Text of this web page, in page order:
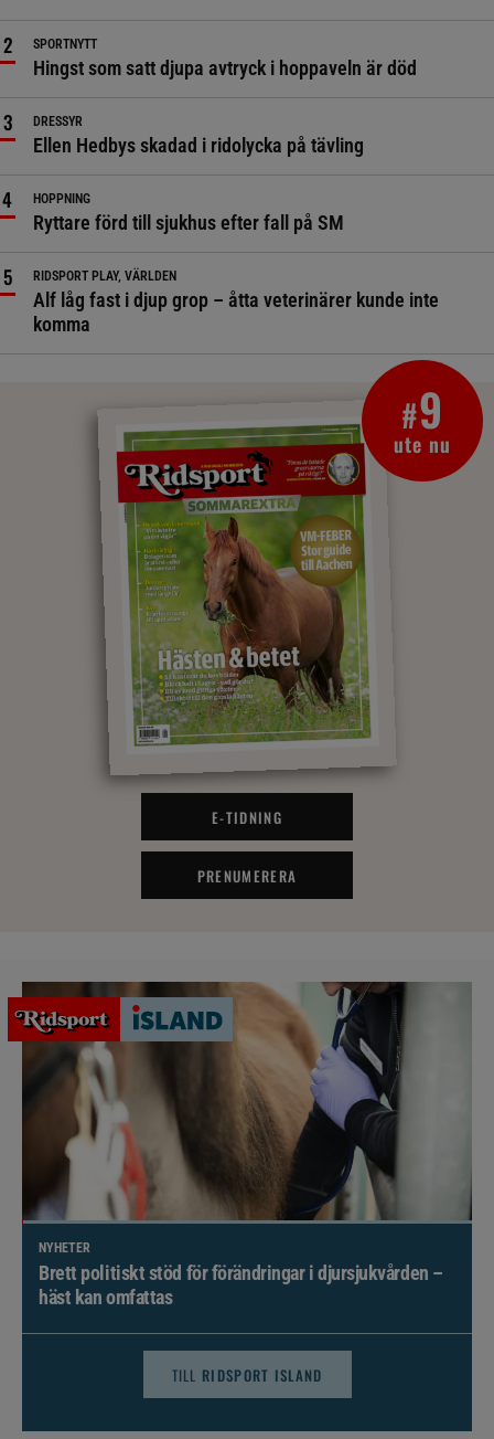
SPORTNYTT
Hingst som satt djupa avtryck i hoppaveln är död
DRESSYR
Ellen Hedbys skadad i ridolycka på tävling
HOPPNING
Ryttare förd till sjukhus efter fall på SM
RIDSPORT PLAY, VÄRLDEN
Alf låg fast i djup grop – åtta veterinärer kunde inte
komma
#9
ute nu
E-TIDNING
PRENUMERERA
NYHETER
Brett politiskt stöd för förändringar i djursjukvården –
häst kan omfattas
TILL RIDSPORT ISLAND